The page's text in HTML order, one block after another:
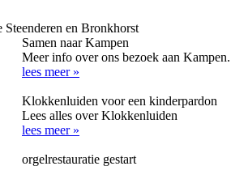
Steenderen en Bronkhorst
Samen naar Kampen
Meer info over ons bezoek aan Kampen.
lees meer »
Klokkenluiden voor een kinderpardon
Lees alles over Klokkenluiden
lees meer »
orgelrestauratie gestart